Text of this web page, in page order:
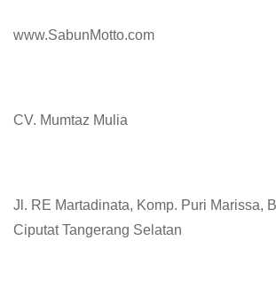
www.SabunMotto.com
CV. Mumtaz Mulia
Jl. RE Martadinata, Komp. Puri Marissa,
Ciputat Tangerang Selatan